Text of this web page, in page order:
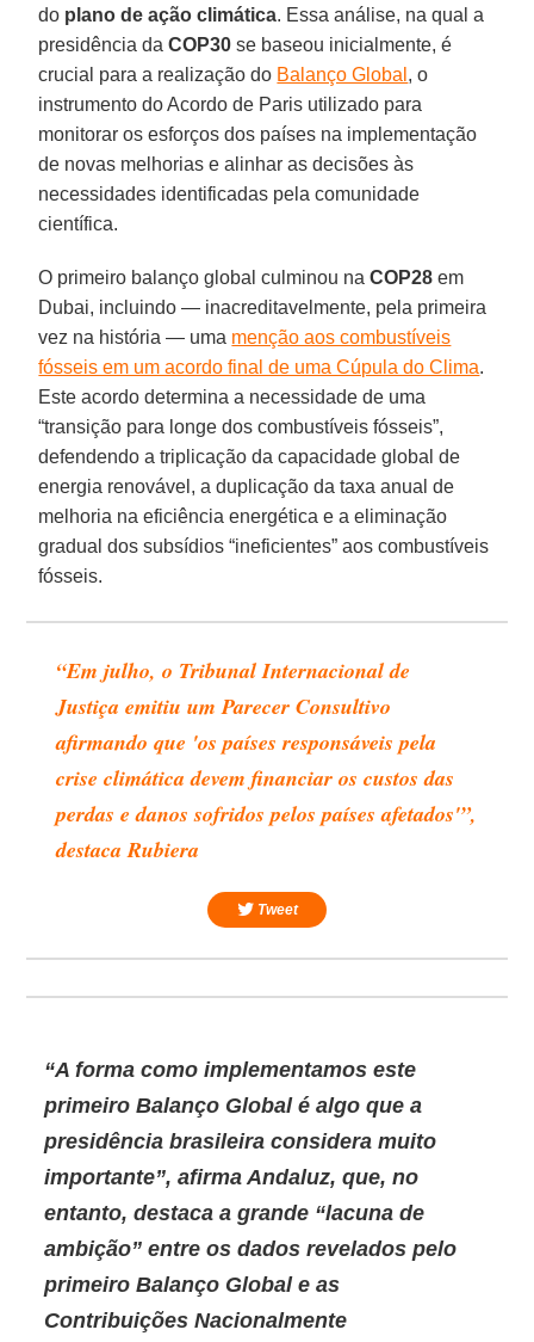
do plano de ação climática. Essa análise, na qual a
presidência daCOP30 se baseou inicialmente, é
crucial para a realização do Balanço Global , o
instrumento do Acordo de Paris utilizado para
monitorar os esforços dos países na implementação
de novas melhorias e alinhar as decisões às
necessidades identificadas pela comunidade
científica.
O primeiro balanço global culminou naCOP28 em
Dubai, incluindo — inacreditavelmente, pela primeira
vez na história — uma menção aos combustíveis
fósseis em um acordo final de uma Cúpula do Clima.
Este acordo determina a necessidade de uma
“transição para longe dos combustíveis fósseis”,
defendendo a triplicação da capacidade global de
energia renovável, a duplicação da taxa anual de
melhoria na eficiência energética e a eliminação
gradual dos subsídios “ineficientes” aos combustíveis
fósseis.
“Em julho, o Tribunal Internacional de
Justiça emitiu um Parecer Consultivo
afirmando que 'os países responsáveis ​​pela
crise climática devem financiar os custos das
perdas e danos sofridos pelos países afetados'”,
destaca Rubiera
Tweet
“A forma como implementamos este
primeiroBalanço Globalé algo que a
presidência brasileira considera muito
importante”, afirma Andaluz, que, no
entanto, destaca a grande “lacuna de
ambição” entre os dados revelados pelo
primeiro Balanço Global e as
Contribuições Nacionalmente